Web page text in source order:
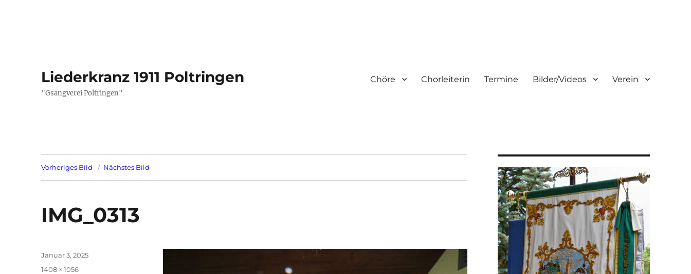
Liederkranz 1911 Poltringen
"Gsangverei Poltringen"
Chöre Chorleiterin Termine Bilder/Videos Verein
Vorheriges Bild Nächstes Bild
IMG_0313
Veröffentlicht
Januar 3, 2025
Originalgröße
1408 × 1056